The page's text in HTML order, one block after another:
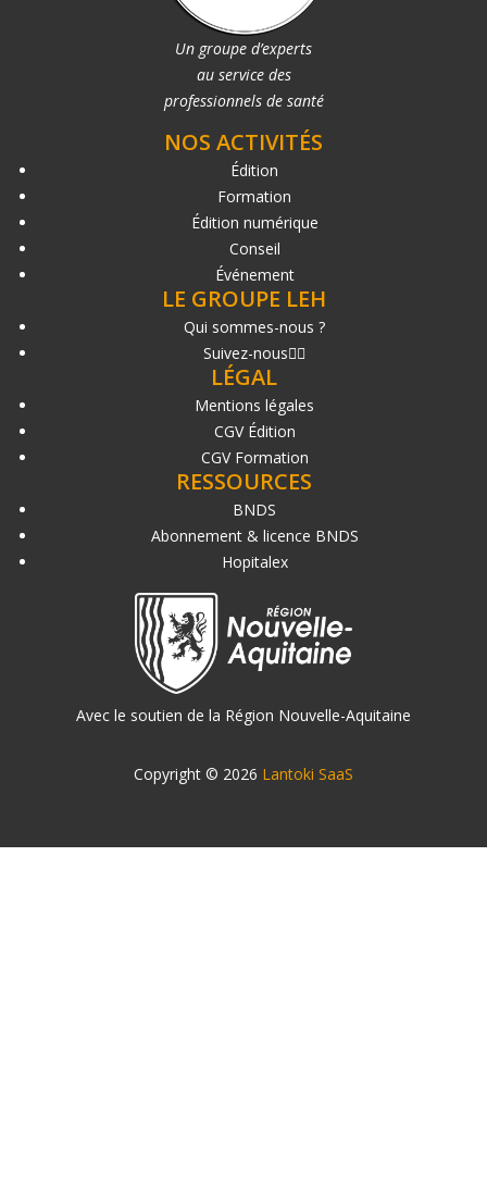
Un groupe d’experts
au service des
professionnels de santé
NOS ACTIVITÉS
Édition
Formation
Édition numérique
Conseil
Événement
LE GROUPE LEH
Qui sommes-nous ?
Suivez-nous
LÉGAL
Mentions légales
CGV Édition
CGV Formation
RESSOURCES
BNDS
Abonnement & licence BNDS
Hopitalex
Avec le soutien de la Région Nouvelle-Aquitaine
Copyright © 2026 Lantoki SaaS